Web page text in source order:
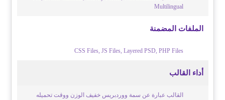
Multilingual
الملفات المضمنة
CSS Files, JS Files, Layered PSD, PHP Files
أداء القالب
القالب عبارة عن سمة ووردبريس خفيف الوزن ووقت تحميله